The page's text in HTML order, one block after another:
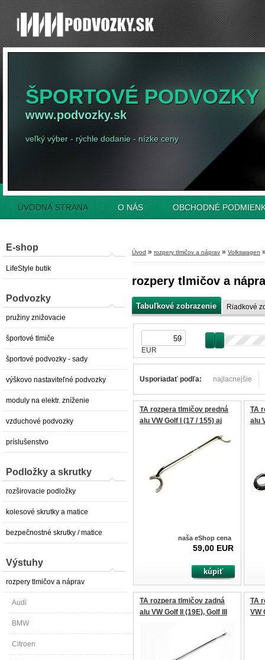
ŠPORTOVÉ PODVOZKY
www.podvozky.sk
veľký výber - rýchle dodanie - nízke ceny
ÚVODNÁ STRANA O NÁS OBCHODNÉ
E-shop
LifeStyle butik
Podvozky
pružiny znižovacie
športové tlmiče
športové podvozky - sady
výškovo nastaviteľné podvozky
moduly na elektr. zníženie
vzduchové podvozky
príslušenstvo
Podložky a skrutky
rozširovacie podložky
kolesové skrutky a matice
bezpečnostné skrutky / matice
Výstuhy
rozpery tlmičov a náprav
Audi
BMW
Citroen
Úvod » rozpery tlmičov a náprav » Volkswagen
rozpery tlmičov a
Tabuľkové zobrazenie Riadkové
EUR
Usporiadať podľa: najlacnejšie
TA rozpera tlmičov predná
alu VW Golf I (17 / 155) aj
I+II (53/53B) nie 16V
naša eShop cena
59,00 EUR
TA
alu
TA rozpera tlmičov zadná
alu VW Golf II (19E), Golf III
TA
VW